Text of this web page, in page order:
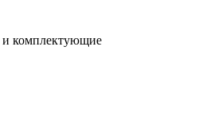
и комплектующие